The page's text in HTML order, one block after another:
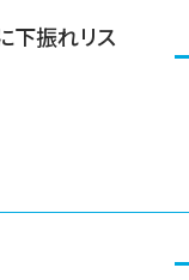
下振れリス